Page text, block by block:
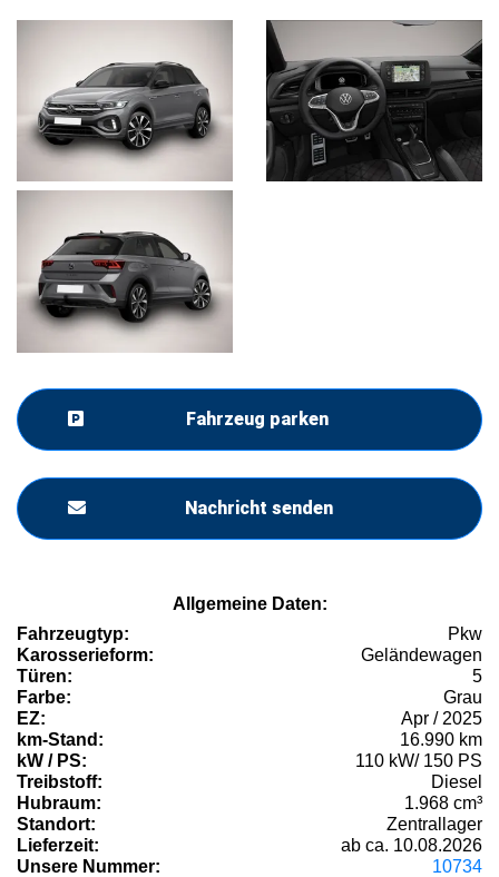
Fahrzeug parken
Nachricht senden
Allgemeine Daten:
Fahrzeugtyp:
Pkw
Karosserieform:
Geländewagen
Türen:
5
Farbe:
Grau
EZ:
Apr / 2025
km-Stand:
16.990 km
kW / PS:
110 kW/ 150 PS
Treibstoff:
Diesel
Hubraum:
1.968 cm³
Standort:
Zentrallager
Lieferzeit:
ab ca. 10.08.2026
Unsere Nummer:
10734